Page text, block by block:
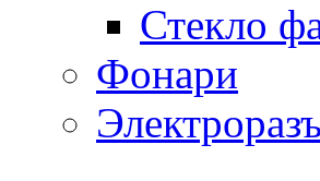
Стекло
Фонари